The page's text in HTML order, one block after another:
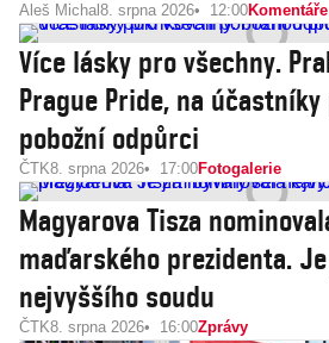
Aleš Michal 8. srpna 2026 12:00Komentáře
Více lásky pro všechny.
Prague Pride, na
pobožní odpůrci
ČTK8. srpna 2026 17:00Fotogalerie
Magyarova Tisza
maďarského prezidenta.
nejvyššího soudu
ČTK8. srpna 2026 16:00Zprávy